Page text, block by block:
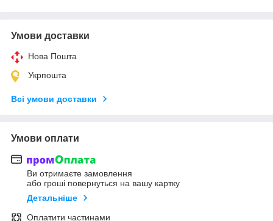
Умови доставки
Нова Пошта
Укрпошта
Всі умови доставки
Умови оплати
Ви отримаєте замовлення
або гроші повернуться на вашу картку
Детальніше
Оплатити частинами